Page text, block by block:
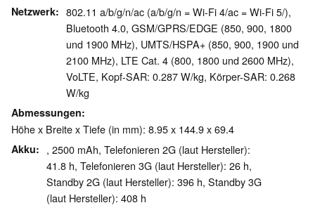
Netzwerk
802.11 a/b/g/n/ac (a/b/g/n = Wi-Fi 4/ac = Wi-Fi 5/),
Bluetooth 4.0, GSM/GPRS/EDGE (850, 900, 1800
und 1900 MHz), UMTS/HSPA+ (850, 900, 1900 und
2100 MHz), LTE Cat. 4 (800, 1800 und 2600 MHz),
VoLTE, Kopf-SAR: 0.287 W/kg, Körper-SAR: 0.268
W/kg
Abmessungen
Höhe x Breite x Tiefe (in mm): 8.95 x 144.9 x 69.4
Akku
, 2500 mAh, Telefonieren 2G (laut Hersteller):
41.8 h, Telefonieren 3G (laut Hersteller): 26 h,
Standby 2G (laut Hersteller): 396 h, Standby 3G
(laut Hersteller): 408 h